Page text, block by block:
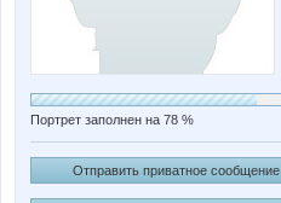
Портрет заполнен на 78 %
Отправить приватное сообщение